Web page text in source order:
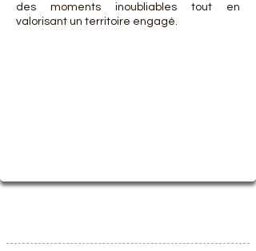
des moments inoubliables tout en
valorisant un territoire engagé.